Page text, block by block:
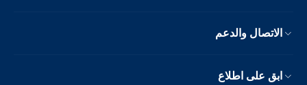
الاتصال والدعم
ابق على اطلاع